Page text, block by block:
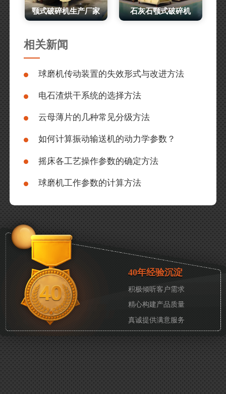
颚式破碎机生产厂家 石灰石颚式破碎机
相关新闻
球磨机传动装置的失效形式与改进方法
电石渣烘干系统的选择方法
云母薄片的几种常见分级方法
如何计算振动输送机的动力学参数？
摇床各工艺操作参数的确定方法
球磨机工作参数的计算方法
40年经验沉淀
积极倾听客户需求
精心构建产品质量
真诚提供满意服务